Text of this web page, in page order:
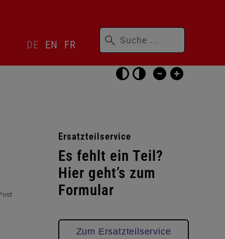
Barrierefrei-
Einstellungen
überspringen
überspringen
DE EN FR
Suchbegriffe
Ersatzteilservice
Es fehlt ein Teil?
Hier geht’s zum
Formular
Zum Ersatzteilservice